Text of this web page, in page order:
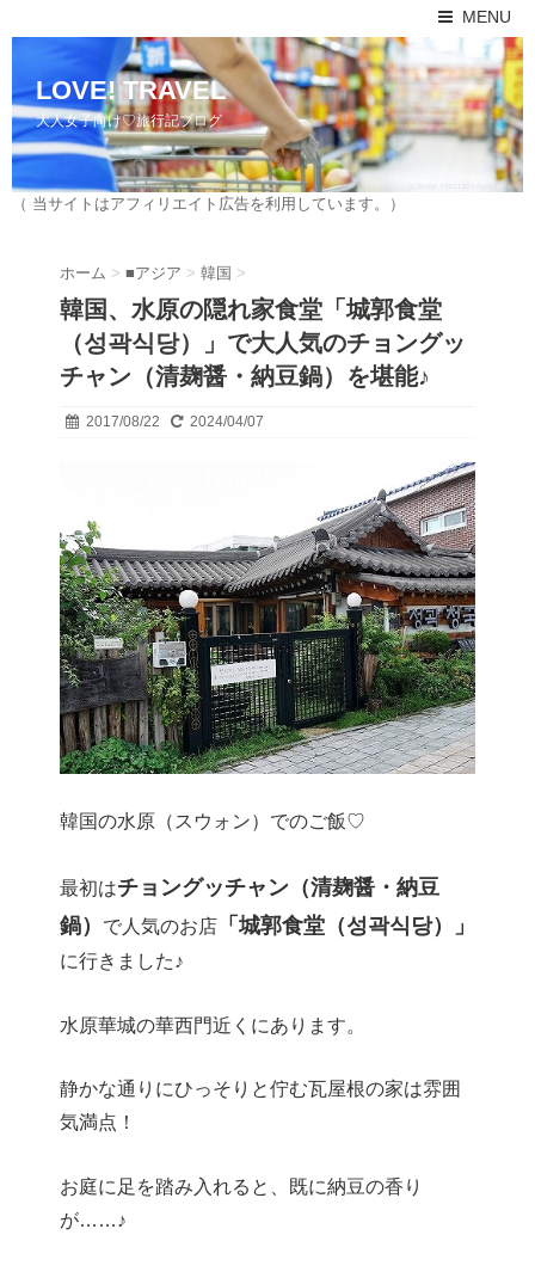
MENU
LOVE! TRAVEL
大人女子向け♡旅行記ブログ
（ 当サイトはアフィリエイト広告を利用しています。）
ホーム > ■アジア > 韓国 >
韓国、水原の隠れ家食堂「城郭食堂
（성곽식당）」で大人気のチョングッ
チャン（清麹醤・納豆鍋）を堪能♪
2017/08/22 2024/04/07
韓国の水原（スウォン）でのご飯♡
最初はチョングッチャン（清麹醤・納豆
鍋）
で人気のお店 「城郭食堂（성곽식당）」
に行きました♪
水原華城の華西門近くにあります。
静かな通りにひっそりと佇む瓦屋根の家は雰囲
気満点！
お庭に足を踏み入れると、既に納豆の香り
が……♪